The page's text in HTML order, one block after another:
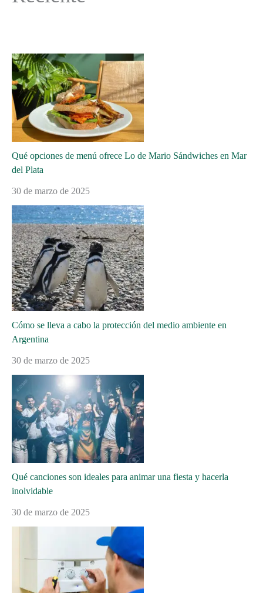
Qué opciones de menú ofrece Lo de Mario Sándwiches en Mar
del Plata
30 de marzo de 2025
Cómo se lleva a cabo la protección del medio ambiente en
Argentina
30 de marzo de 2025
Qué canciones son ideales para animar una fiesta y hacerla
inolvidable
30 de marzo de 2025